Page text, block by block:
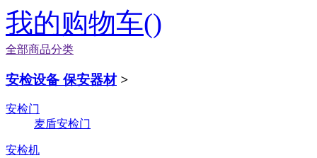
我的购物车()
全部商品分类
安检设备 保安器材 >
安检门
麦盾安检门
安检机